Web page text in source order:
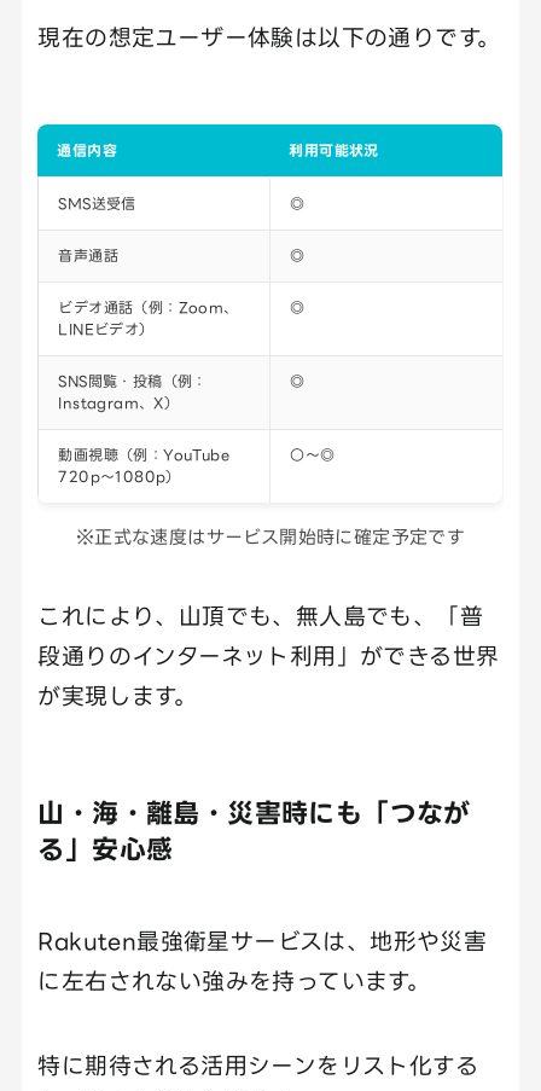
現在の想定ユーザー体験は以下の通りです。
通信内容 利用可能状況
SMS送受信 ◎
音声通話 ◎
ビデオ通話（例：Zoom、
LINEビデオ）
◎
SNS閲覧・投稿（例：
Instagram、X）
◎
動画視聴（例：YouTube
720p〜1080p）
○〜◎
※正式な速度はサービス開始時に確定予定です
これにより、山頂でも、無人島でも、「普
段通りのインターネット利用」ができる世界
が実現します。
山・海・離島・災害時にも「つなが
る」安心感
Rakuten最強衛星サービスは、地形や災害
に左右されない強みを持っています。
特に期待される活用シーンをリスト化する